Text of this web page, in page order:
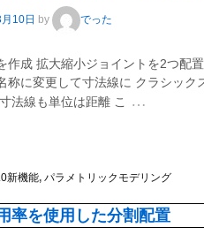
10日 by でった
作成 拡大縮小ジョイントを2つ配
称に変更して寸法線に クラシック
法線も単位は距離 こ
…
新機能, パラメトリックモデリング
率を使用した分割配置